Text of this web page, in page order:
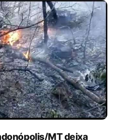
MT deixa